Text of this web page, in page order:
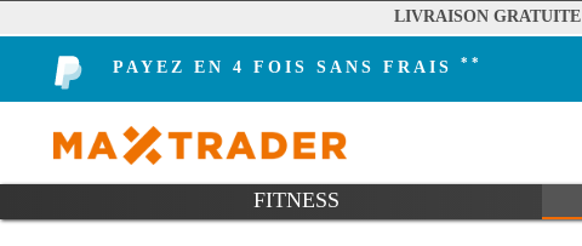
LIVRAISON GRATUITE
PAYEZ EN 4 FOIS SANS FRAIS **
FITNESS